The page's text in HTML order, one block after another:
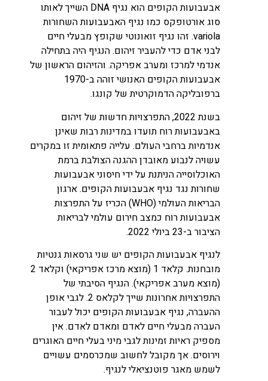
אבעבועות הקופים הוא נגיף DNA השייך לאותו
סוג אורטופקס כמו נגיף האבעבועות השחורות
variola. זהו נגיף זואונוטי שקופץ מבעלי חיים
לבני אדם כדי להעביר זיהום. הנגיף היה בתחילה
אנדמי למרכז ומערב אפריקה. והזיהום הראשון של
אבעבועות הקופים האנושי זוהה ב-1970
ברפובליקה הדמוקרטית של קונגו.
בשנת 2022, התפרצויות חדשות של זיהום
באבעבועות רוח תועדו במדינות רבות שאינן
אנדמיות ברחבי העולם. עלייה פתאומית זו במקרים
עשויה לנבוע מאובדן ההגנה הצולבת ברמת
האוכלוסייה הניתנת על ידי חיסוני אבעבועות
שחורות נגד נגיף אבעבועות הקופים. ארגון
הבריאות העולמי (WHO) הכריז על התפרצות
אבעבועות רוח כמצב חירום עולמי לבריאות
הציבור ב-23 ביולי 2022.
לנגיף אבעבועות הקופים יש שני גרסאות גנטיות
מובחנות. קלאד 1 ​​(מוצא מרכז אפריקאי) וקלאד 2
(מוצא מערב אפריקאי). הנגיף הסיבתי של
התפרצויות אחרונות שייך לקלאס 2. לגבי אופן
ההעברה, נגיף אבעבועות הקופים יכול לעבור
העברה מבעלי חיים לאדם ומאדם לאדם. אין
מספיק ראיות זמינות לגבי מיני בעלי חיים האוגרים
וירוסים. אך מקובל לחשוב שמכרסמים עשויים
לשמש מאגר פוטנציאלי לנגיף.